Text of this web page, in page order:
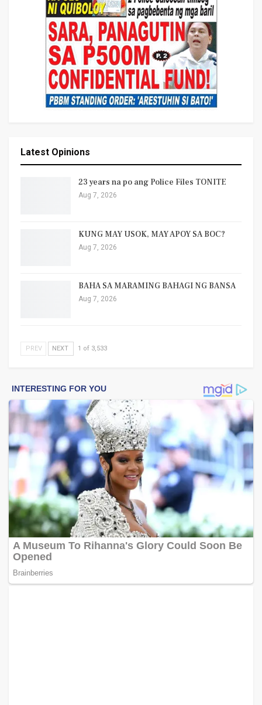
Latest Opinions
23 years na po ang Police Files TONITE
Aug 7, 2026
KUNG MAY USOK, MAY APOY SA BOC?
Aug 7, 2026
BAHA SA MARAMING BAHAGI NG BANSA
Aug 7, 2026
PREV NEXT 1 of 3,533